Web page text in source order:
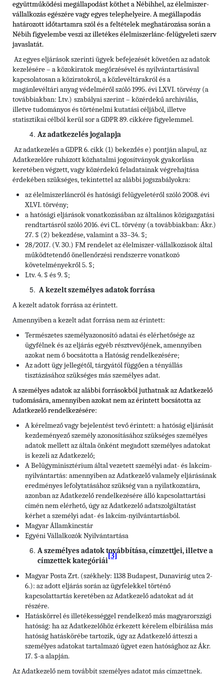
együttműködési megállapodást köthet a Nébihhel, az élelmiszer-
vállalkozás egészére vagy egyes telephelyeire. A megállapodás
határozott időtartamra szól és a feltételek meghatározása során a
Nébih figyelembe veszi az illetékes élelmiszerlánc-felügyeleti szerv
javaslatát.
Az egyes eljárások szerinti ügyek befejezését követően az adatok
kezelésére – a közokiratok megőrzésével és nyilvántartásával
kapcsolatosan a köziratokról, a közlevéltárakról és a
magánlevéltári anyag védelméről szóló 1995. évi LXVI. törvény (a
továbbiakban: Ltv.) szabályai szerint – közérdekű archiválás,
illetve tudományos és történelmi kutatási céljából, illetve
statisztikai célból kerül sor a GDPR 89. cikkére figyelemmel.
Az adatkezelés jogalapja
Az adatkezelés a GDPR 6. cikk (1) bekezdés e) pontján alapul, az
Adatkezelőre ruházott közhatalmi jogosítványok gyakorlása
keretében végzett, vagy közérdekű feladatainak végrehajtása
érdekében szükséges, tekintettel az alábbi jogszabályokra:
az élelmiszerláncról és hatósági felügyeletéről szóló 2008. évi
XLVI. törvény;
a hatósági eljárások vonatkozásában az általános közigazgatási
rendtartásról szóló 2016. évi CL. törvény (a továbbiakban: Ákr.)
27. § (2) bekezdése, valamint a 33–34. §;
28/2017. (V. 30.) FM rendelet az élelmiszer-vállalkozások által
működtetendő önellenőrzési rendszerre vonatkozó
követelményekről 5. §;
Ltv. 4. § és 9. §;
A kezelt személyes adatok forrása
A kezelt adatok forrása az érintett.
Amennyiben a kezelt adat forrása nem az érintett:
Természetes személyazonosító adatai és elérhetősége az
ügyfélnek és az eljárás egyéb résztvevőjének, amennyiben
azokat nem ő bocsátotta a Hatóság rendelkezésére;
Az adott ügy jellegétől, tárgyától függően a tényállás
tisztázásához szükséges más személyes adat.
A személyes adatok az alábbi forrásokból juthatnak az Adatkezelő
tudomására, amennyiben azokat nem az érintett bocsátotta az
Adatkezelő rendelkezésére:
A kérelmező vagy bejelentést tevő érintett: a hatóság eljárását
kezdeményező személy azonosításához szükséges személyes
adatok mellett az általa önként megadott személyes adatokat
is kezeli az Adatkezelő;
A Belügyminisztérium által vezetett személyi adat- és lakcím-
nyilvántartás: amennyiben az Adatkezelő valamely eljárásának
eredményes lefolytatásához szükség van a nyilatkozatára,
azonban az Adatkezelő rendelkezésére álló kapcsolattartási
címén nem elérhető, úgy az Adatkezelő adatszolgáltatást
kérhet a személyi adat- és lakcím-nyilvántartásból.
Magyar Államkincstár
Egyéni Vállalkozók Nyilvántartása
A személyes adatok továbbítása, címzettjei, illetve a
címzettek kategóriái
[3]
Magyar Posta Zrt. (székhely: 1138 Budapest, Dunavirág utca 2-
6.): az adott eljárás során az ügyfelekkel történő
kapcsolattartás keretében az Adatkezelő adatokat ad át
részére.
Hatáskörrel és illetékességgel rendelkező más magyarországi
hatóság: ha az Adatkezelőhöz érkezett kérelem elbírálása más
hatóság hatáskörébe tartozik, úgy az Adatkezelő átteszi a
személyes adatokat tartalmazó ügyet ezen hatósághoz az Ákr.
17. §-a alapján.
Az Adatkezelő nem továbbít személyes adatot más címzettnek.